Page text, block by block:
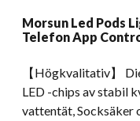
Morsun Led Pods
Telefon App
【Högkvalitativ】
LED -chips av stabil
vattentät, Socksäker